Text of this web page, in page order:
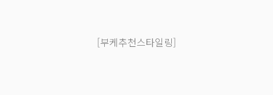
[부케추천스타일링]